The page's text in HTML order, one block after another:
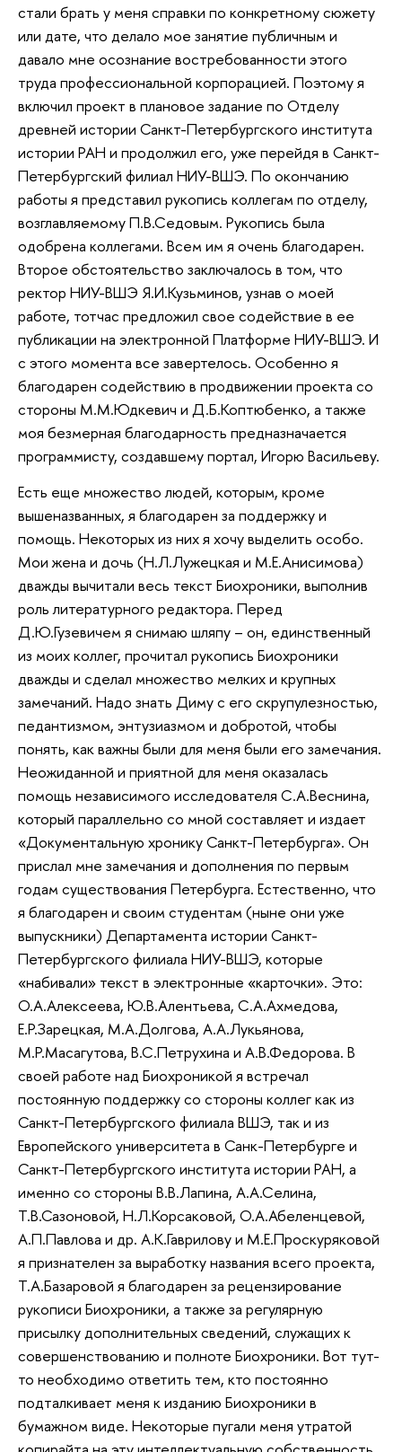
стали брать у меня справки по конкретному сюжету
или дате, что делало мое занятие публичным и
давало мне осознание востребованности этого
труда профессиональной корпорацией. Поэтому я
включил проект в плановое задание по Отделу
древней истории Санкт-Петербургского института
истории РАН и продолжил его, уже перейдя в Санкт-
Петербургский филиал НИУ-ВШЭ. По окончанию
работы я представил рукопись коллегам по отделу,
возглавляемому П.В.Седовым. Рукопись была
одобрена коллегами. Всем им я очень благодарен.
Второе обстоятельство заключалось в том, что
ректор НИУ-ВШЭ Я.И.Кузьминов, узнав о моей
работе, тотчас предложил свое содействие в ее
публикации на электронной Платформе НИУ-ВШЭ. И
с этого момента все завертелось. Особенно я
благодарен содействию в продвижении проекта со
стороны М.М.Юдкевич и Д.Б.Коптюбенко, а также
моя безмерная благодарность предназначается
программисту, создавшему портал, Игорю Васильеву.
Есть еще множество людей, которым, кроме
вышеназванных, я благодарен за поддержку и
помощь. Некоторых из них я хочу выделить особо.
Мои жена и дочь (Н.Л.Лужецкая и М.Е.Анисимова)
дважды вычитали весь текст Биохроники, выполнив
роль литературного редактора. Перед
Д.Ю.Гузевичем я снимаю шляпу – он, единственный
из моих коллег, прочитал рукопись Биохроники
дважды и сделал множество мелких и крупных
замечаний. Надо знать Диму с его скрупулезностью,
педантизмом, энтузиазмом и добротой, чтобы
понять, как важны были для меня были его замечания.
Неожиданной и приятной для меня оказалась
помощь независимого исследователя С.А.Веснина,
который параллельно со мной составляет и издает
«Документальную хронику Санкт-Петербурга». Он
прислал мне замечания и дополнения по первым
годам существования Петербурга. Естественно, что
я благодарен и своим студентам (ныне они уже
выпускники) Департамента истории Санкт-
Петербургского филиала НИУ-ВШЭ, которые
«набивали» текст в электронные «карточки». Это:
О.А.Алексеева, Ю.В.Алентьева, С.А.Ахмедова,
Е.Р.Зарецкая, М.А.Долгова, А.А.Лукьянова,
М.Р.Масагутова, В.С.Петрухина и А.В.Федорова. В
своей работе над Биохроникой я встречал
постоянную поддержку со стороны коллег как из
Санкт-Петербургского филиала ВШЭ, так и из
Европейского университета в Санк-Петербурге и
Санкт-Петербургского института истории РАН, а
именно со стороны В.В.Лапина, А.А.Селина,
Т.В.Сазоновой, Н.Л.Корсаковой, О.А.Абеленцевой,
А.П.Павлова и др. А.К.Гаврилову и М.Е.Проскуряковой
я признателен за выработку названия всего проекта,
Т.А.Базаровой я благодарен за рецензирование
рукописи Биохроники, а также за регулярную
присылку дополнительных сведений, служащих к
совершенствованию и полноте Биохроники. Вот тут-
то необходимо ответить тем, кто постоянно
подталкивает меня к изданию Биохроники в
бумажном виде. Некоторые пугали меня утратой